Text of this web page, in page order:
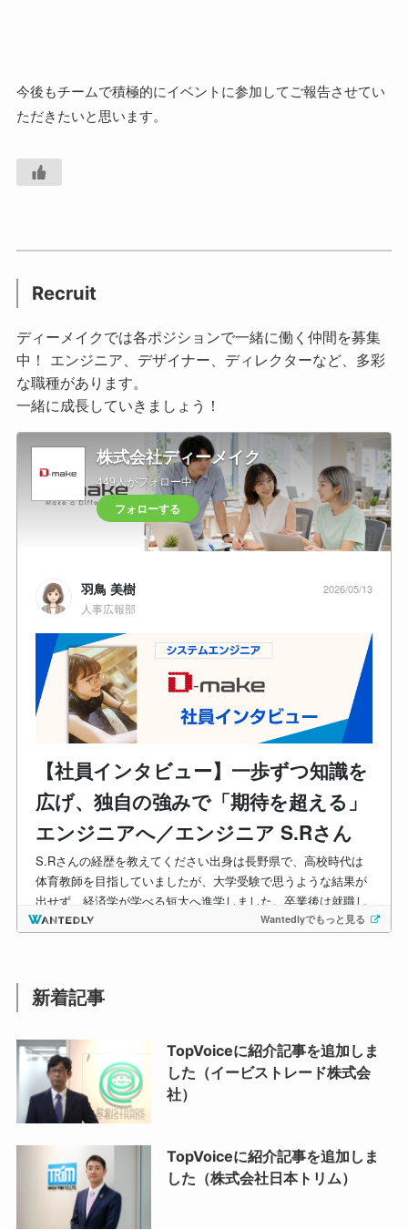
今後もチームで積極的にイベントに参加してご報告させてい
ただきたいと思います。
Recruit
ディーメイクでは各ポジションで一緒に働く仲間を募集
中！ エンジニア、デザイナー、ディレクターなど、多彩
な職種があります。
一緒に成長していきましょう！
新着記事
TopVoiceに紹介記事を追加しま
した（イービストレード株式会
社）
TopVoiceに紹介記事を追加しま
した（株式会社日本トリム）